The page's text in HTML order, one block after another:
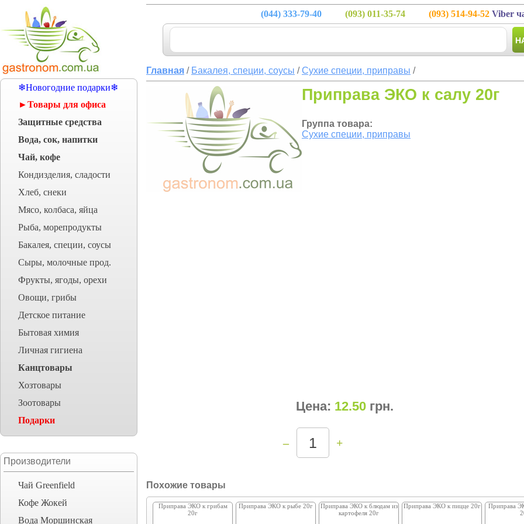
❄Новогодние подарки❄
►Товары для офиса
Защитные средства
Вода, сок, напитки
Чай, кофе
Кондизделия, сладости
Хлеб, снеки
Мясо, колбаса, яйца
Рыба, морепродукты
Бакалея, специи, соусы
Сыры, молочные прод.
Фрукты, ягоды, орехи
Овощи, грибы
Детское питание
Бытовая химия
Личная гигиена
Канцтовары
Хозтовары
Зоотовары
Подарки
Производители
Чай Greenfield
Кофе Жокей
Вода Моршинская
(044) 333-79-40 (093) 011-35-74 (093) 514-94-52 Viber
Главная / Бакалея, специи, соусы /Сухие специи, приправы /
Приправа ЭКО к салу 20г
Группа товара:
Сухие специи, приправы
Цена: 12.50 грн.
– +
Похожие товары
Приправа ЭКО к грибам
20г
Приправа ЭКО к рыбе 20г
Приправа ЭКО к блюдам из
картофеля 20г
Приправа ЭКО к пицце 20г
Приправа